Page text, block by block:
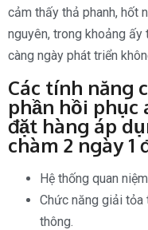
cảm thấy thả phanh, hốt
nguyên, trong khoảng
càng ngày phát triển
Các tính năng
phần hồi phục
đặt hàng áp
chàm 2 ngày 1
Hệ thống quan
Chức năng giải tỏa
thông.